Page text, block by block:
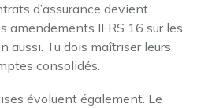
d’assurance devient
amendements IFRS 16 sur les
aussi. Tu dois maîtriser leurs
consolidés.
évoluent également. Le